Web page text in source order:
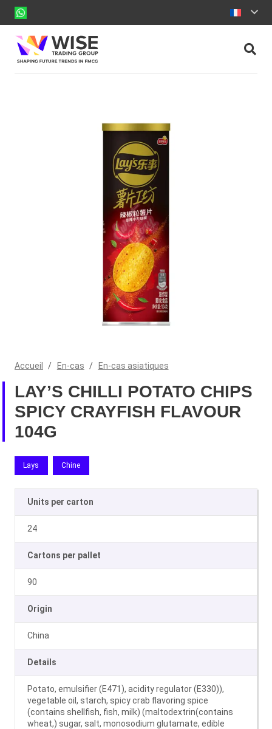
Accueil / En-cas / En-cas asiatiques
LAY’S CHILLI POTATO CHIPS
SPICY CRAYFISH FLAVOUR
104G
Lays Chine
Units per carton
24
Cartons per pallet
90
Origin
China
Details
Potato, emulsifier (E471), acidity regulator (E330)),
vegetable oil, starch, spicy crab flavoring spice
(contains shellfish, fish, milk) (maltodextrin(contains
wheat,) sugar, salt, monosodium glutamate, edible